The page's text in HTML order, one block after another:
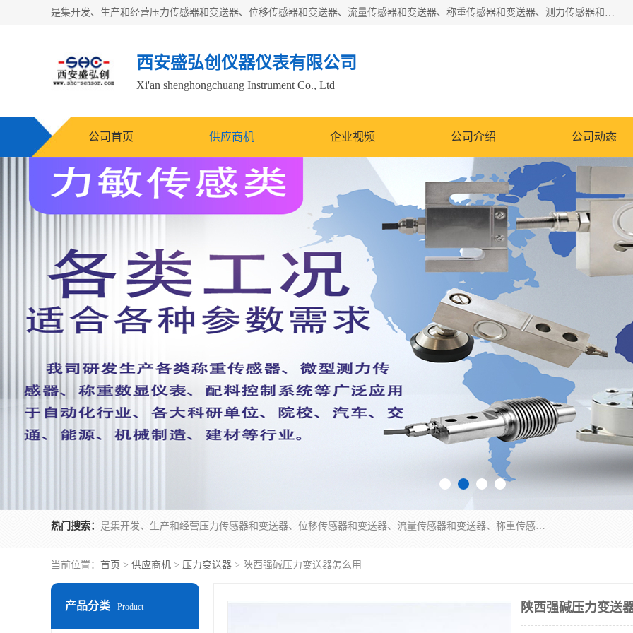
是集开发、生产和经营压力传感器和变送器、位移传感器和变送器、流量传感器和变送器、称重传感器和变送器、测力传感器和变送器、温湿度传感器和变送器、扭矩传感器、智能数显控制仪表等产品的化高新技术企业。
西安盛弘创仪器仪表有限公司
Xi'an shenghongchuang Instrument Co., Ltd
公司首页 供应商机 企业视频 公司介绍 公司动态
热门搜索： 是集开发、生产和经营压力传感器和变送器、位移传感器和变送器、流量传感器和变送器、称重传感器和变送器、测力传感器和变送器、温湿度传感器和变送器、扭矩传感器、智能数显控制仪表等产品的化高新技术企业。
当前位置： 首页 > 供应商机 > 压力变送器 > 陕西强碱压力变送器怎么用
产品分类 Product 陕西强碱压力变送